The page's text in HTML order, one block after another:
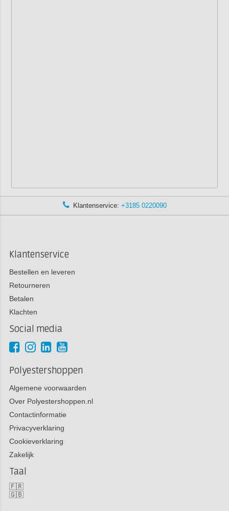
Klantenservice: +3185 0220090
Klantenservice
Bestellen en leveren
Retourneren
Betalen
Klachten
Social media
Polyestershoppen
Algemene voorwaarden
Over Polyestershoppen.nl
Contactinformatie
Privacyverklaring
Cookieverklaring
Zakelijk
Taal
🇫🇷
🇬🇧